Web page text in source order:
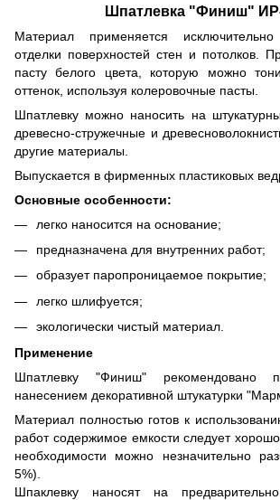
Шпатлевка "Финиш"
Материал применяется
отделки поверхностей стен и потолков.
пасту белого цвета, которую можно
оттенок, используя колеровочные пасты.
Шпатлевку можно наносить на
древесно-стружечные и
другие материалы.
Выпускается в фирменных пластиковых
Основные особенности:
легко наносится на основание;
предназначена для внутренних работ;
образует паропроницаемое покрытие;
легко шлифуется;
экологически чистый материал.
Применение
Шпатлевку "Финиш" рекомендовано
нанесением декоративной штукатурки
Материал полностью готов к
работ содержимое емкости следует
необходимости можно незначительно
5%).
Шпаклевку наносят на